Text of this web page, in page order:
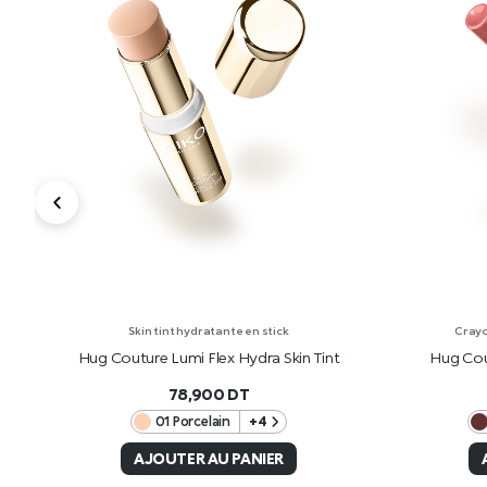
Skin tint hydratante en stick
Hug Couture Lumi Flex Hydra Skin Tint
78,900 DT
01 Porcelain +4
AJOUTER AU PANIER
Hug